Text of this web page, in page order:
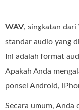
WAV, singkatan dari
standar audio yang
Ini adalah format
Apakah Anda
ponsel Android,
Secara umum, Anda